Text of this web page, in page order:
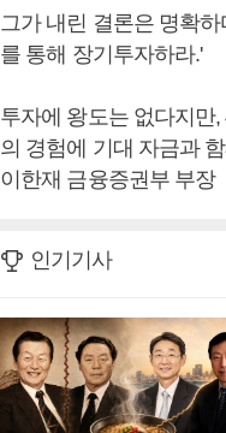
그가 내린 결론은 명확
를 통해 장기투자하라.'
투자에 왕도는 없다지만
의 경험에 기대 자금과
이한재 금융증권부 부장
인기기사